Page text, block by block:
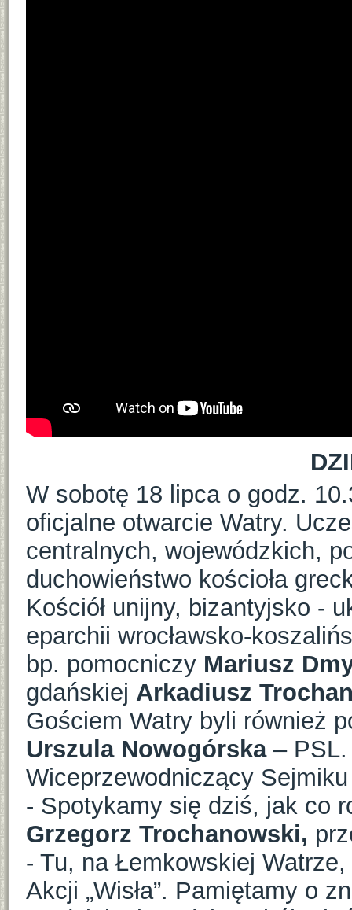
W sobotę 18 lipca o godz.
oficjalne otwarcie Watry.
centralnych, wojewódzkich,
duchowieństwo kościoła
Kościół unijny, bizantyjsko -
eparchii wrocławsko-
bp. pomocniczy Mariusz
gdańskiej Arkadiusz
Gościem Watry byli również
Urszula Nowogórska–
Wiceprzewodniczący
- Spotykamy się dziś, jak co
Grzegorz Trochanowski,
- Tu, na Łemkowskiej
Akcji „Wisła”. Pamiętamy o